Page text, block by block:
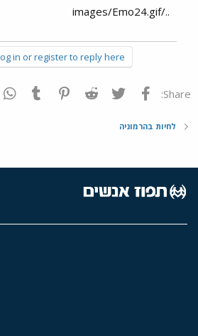
../images/Emo24.gif
in or register to reply here.
Share: פייסבוק Twitter
Reddit
Pinterest
Tumblr
לחיות בהרמוניה